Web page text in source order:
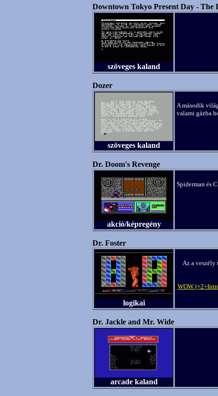
Downtown Tokyo Present Day - The
szöveges kaland
Dozer
szöveges kaland
A második
valami gázba
Dr. Doom's Revenge
akció/képregény
Spiderman és
Dr. Foster
logikai
Az a veszély
WOW
Dr. Jackle and Mr. Wide
arcade kaland